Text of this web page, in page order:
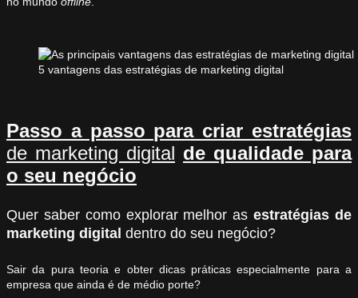
5 vantagens das estratégias de marketing digital
Passo a passo para criar estratégias
de marketing digital de qualidade para
o seu negócio
Quer saber como explorar melhor asestratégias de
marketing digital dentro do seu negócio?
Sair da pura teoria e obter dicas práticas especialmente para a
empresa que ainda é de médio porte?